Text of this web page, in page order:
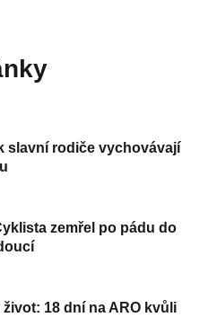
slavní rodiče vychovávají
zemřel po pádu do
18 dní na ARO kvůli